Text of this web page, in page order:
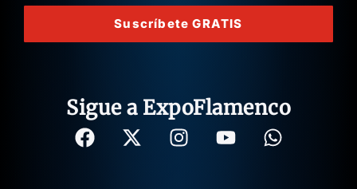
Suscríbete GRATIS
Sigue a ExpoFlamenco